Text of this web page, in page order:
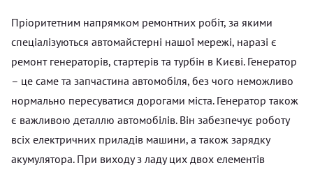
Пріоритетним напрямком ремонтних робіт, за якими
спеціалізуються автомайстерні нашої мережі, наразі є
ремонт генераторів, стартерів та турбін в Києві. Генератор
– це саме та запчастина автомобіля, без чого неможливо
нормально пересуватися дорогами міста. Генератор також
є важливою деталлю автомобілів. Він забезпечує роботу
всіх електричних приладів машини, а також зарядку
акумулятора. При виходу з ладу цих двох елементів